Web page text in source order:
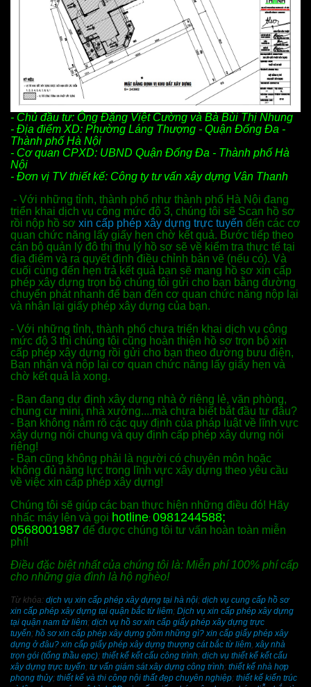
- Chủ đầu tư: Ông Đặng Việt Cường và Bà Bùi Thị Nhung
- Địa điểm XD: Phường Láng Thượng - Quận Đống Đa -
Thành phố Hà Nội
- Cơ quan CPXD: UBND Quận Đống Đa - Thành phố Hà
Nội
- Đơn vị TV thiết kế: Công ty tư vấn xây dựng Vân Thanh
- Với những tỉnh, thành phố như thành phố Hà Nội đang
triển khai dịch vụ công mức độ 3, chúng tôi sẽ Scan hồ sơ
rồi nộp hồ sơ xin cấp phép xây dựng trực tuyến đến các cơ
quan chức năng lấy giấy hẹn chờ kết quả. Bước tiếp theo
cán bộ quản lý đô thị thụ lý hồ sơ sẽ về kiểm tra thực tế tại
địa điểm và ra quyết định điều chỉnh bản vẽ (nếu có). Và
cuối cùng đến hẹn trả kết quả bạn sẽ mang hồ sơ xin cấp
phép xây dựng trọn bộ chúng tôi gửi cho bạn bằng đường
chuyển phát nhanh để bạn đến cơ quan chức năng nộp lại
và nhận lại giấy phép xây dựng của bạn.
- Với những tỉnh, thành phố chưa triển khai dịch vụ công
mức độ 3 thì chúng tôi cũng hoàn thiện hồ sơ trọn bộ xin
cấp phép xây dựng rồi gửi cho bạn theo đường bưu điện,
Bạn nhận và nộp lại cơ quan chức năng lấy giấy hẹn và
chờ kết quả là xong.
- Bạn đang dự định xây dựng nhà ở riêng lẻ, văn phòng,
chung cư mini, nhà xưởng....mà chưa biết bắt đầu tư đâu?
- Bạn không nắm rõ các quy định của pháp luật về lĩnh vực
xây dựng nói chung và quy định cấp phép xây dựng nói
riêng!
- Bạn cũng không phải là người có chuyên môn hoặc
không đủ năng lực trong lĩnh vực xây dựng theo yêu cầu
về việc xin cấp phép xây dựng!
Chúng tôi sẽ giúp các bạn thực hiện những điều đó! Hãy
nhấc máy lên và gọi hotline: 0981244588;
0568001987 để được chúng tôi tư vấn hoàn toàn miễn
phí!
Điều đặc biệt nhất của chúng tôi là: Miễn phí 100% phí cấp
cho những gia đình là hộ nghèo!
Từ khóa: dịch vụ xin cấp phép xây dựng tại hà nội; dịch vụ cung cấp hồ sơ
xin cấp phép xây dựng tại quận bắc từ liêm; Dịch vụ xin cấp phép xây dựng
tại quận nam từ liêm; dịch vụ hồ sơ xin cấp giấy phép xây dựng trực
tuyến ; hồ sơ xin cấp phép xây dựng gồm những gì? xin cấp giấy phép xây
dựng ở đâu? xin cấp giấy phép xây dựng thượng cát bắc từ liêm xây nhà
trọn gói (tổng thầu epc); thiết kế kết cấu công trình ; dịch vụ thiết kế kết cấu
xây dựng trực tuyến ; tư vấn giám sát xây dựng công trình ; thiết kế nhà hợp
phong thủy; thiết kế và thi công nội thất đẹp chuyên nghiệp; thiết kế kiến trúc